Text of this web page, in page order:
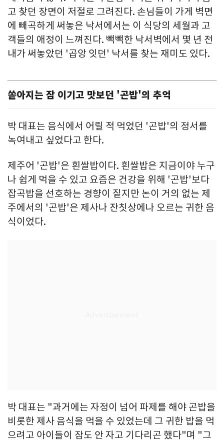
고 찾던 장면이 저절로 그려진다. 손님들이 가게 벽면
에 빼곡하게 써놓은 낙서에서는 이 식당의 세월과 고
객들의 애정이 느껴진다. 빽빽한 낙서벽에서 몇 년 전
내가 써놓았던 '곱앙 잇던' 낙서를 찾는 재미도 있다.
쏟아지는 잠 이기고 맛보던 '곤밥'의 추억
박 대표는 음식에서 어릴 적 먹었던 '곤밥'의 정서를
녹여내고 싶었다고 한다.
제주어 '곤밥'은 흰쌀밥이다. 흰쌀밥은 지금이야 누구
나 쉽게 먹을 수 있고 요즘은 건강을 위해 '곤밥'보다
잡곡밥을 선호하는 경향이 짙지만 논이 거의 없는 제
주에서의 '곤밥'은 제사나 잔칫상에나 오르는 귀한 음
식이었다.
박 대표는 "과거에는 자정이 넘어 파제를 해야 곤밥을
비롯한 제사 음식을 먹을 수 있었는데 그 귀한 밥을 먹
으려고 아이들이 잠도 안 자고 기다리곤 했다"며 "그